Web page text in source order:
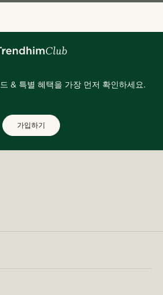
& 특별 혜택을 가장 먼저 확인하세요.
가입하기